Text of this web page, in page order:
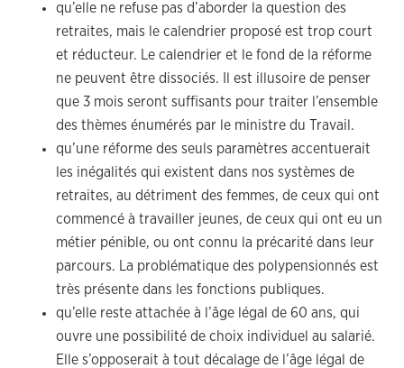
qu’elle ne refuse pas d’aborder la question des
retraites, mais le calendrier proposé est trop court
et réducteur. Le calendrier et le fond de la réforme
ne peuvent être dissociés. Il est illusoire de penser
que 3 mois seront suffisants pour traiter l’ensemble
des thèmes énumérés par le ministre du Travail.
qu’une réforme des seuls paramètres accentuerait
les inégalités qui existent dans nos systèmes de
retraites, au détriment des femmes, de ceux qui ont
commencé à travailler jeunes, de ceux qui ont eu un
métier pénible, ou ont connu la précarité dans leur
parcours. La problématique des polypensionnés est
très présente dans les fonctions publiques.
qu’elle reste attachée à l’âge légal de 60 ans, qui
ouvre une possibilité de choix individuel au salarié.
Elle s’opposerait à tout décalage de l’âge légal de